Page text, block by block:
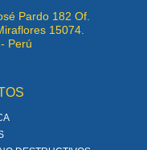
Pardo 182 Of.
15074.
Perú